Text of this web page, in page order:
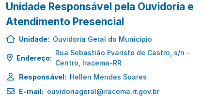
Unidade Responsável pela Ouvidoria e
Atendimento Presencial
Unidade: Ouvidoria Geral do Município
Endereço:
Rua Sebastião Evaristo de Castro, s/n -
Centro, Iracema-RR
Responsável: Hellen Mendes Soares
E-mail: ouvidoriageral@iracema.rr.gov.br